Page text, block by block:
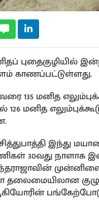
புதைகுழியில்
காணப்பட்டுள்ளது.
135 மனித
மனித
இந்து
30வது நாளாக
தலைமையிலான
பங்கேற்போடு